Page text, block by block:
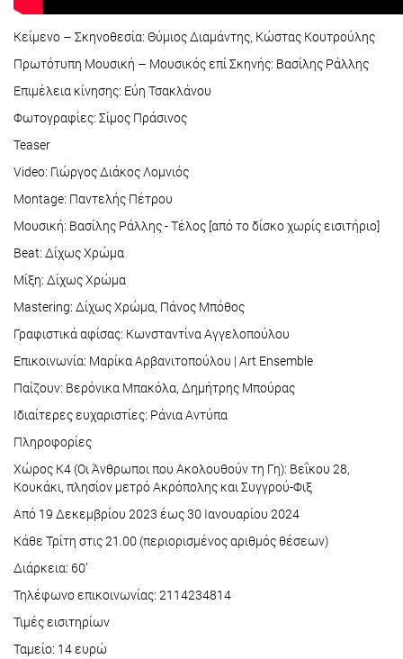
Κείμενο – Σκηνοθεσία: Θύμιος Διαμάντης, Κώστας Κουτρούλης
Πρωτότυπη Μουσική – Μουσικός επί Σκηνής: Βασίλης Ράλλης
Επιμέλεια κίνησης: Εύη Τσακλάνου
Φωτογραφίες: Σίμος Πράσινος
Teaser
Video: Γιώργος Διάκος Λομνιός
Montage: Παντελής Πέτρου
Μουσική: Βασίλης Ράλλης - Tέλος [από το δίσκο χωρίς εισιτήριο]
Βeat: Δίχως Χρώμα
Μίξη: Δίχως Χρώμα
Mastering: Δίχως Χρώμα, Πάνος Μπόθος
Γραφιστικά αφίσας: Κωνσταντίνα Αγγελοπούλου
Επικοινωνία: Μαρίκα Αρβανιτοπούλου | Art Ensemble
Παίζουν: Βερόνικα Μπακόλα, Δημήτρης Μπούρας
Ιδιαίτερες ευχαριστίες: Ράνια Αντύπα
Πληροφορίες
Χώρος Κ4 (Οι Άνθρωποι που Ακολουθούν τη Γη): Βεΐκου 28,
Κουκάκι, πλησίον μετρό Ακρόπολης και Συγγρού-Φιξ
Από 19 Δεκεμβρίου 2023 έως 30 Ιανουαρίου 2024
Κάθε Τρίτη στις 21.00 (περιορισμένος αριθμός θέσεων)
Διάρκεια: 60’
Τηλέφωνο επικοινωνίας: 2114234814
Τιμές εισιτηρίων
Ταμείο: 14 ευρώ